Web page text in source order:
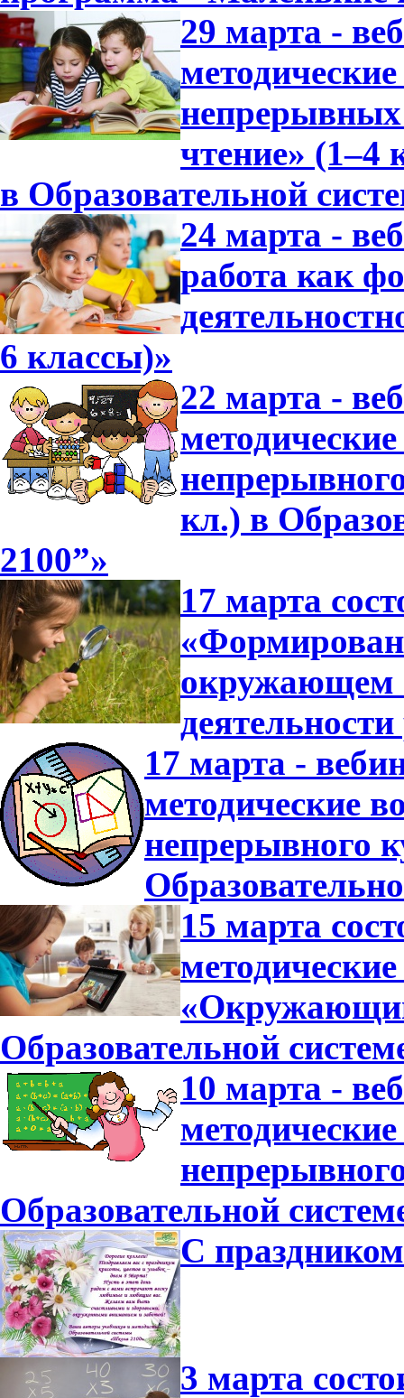
29 марта -
непрерывных
чтение» (1–4
в Образовательной
24 марта -
работа как
6 классы)»
22 марта -
кл.) в
2100”»
17 марта
окружающем
17 марта -
методические
непрерывного
15 марта
Образовательной
10 марта -
Образовательной
С
3 марта